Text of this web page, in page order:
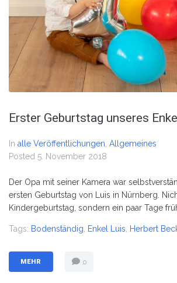
Erster Geburtstag unseres
In alle Veröffentlichungen Allgemeines
Posted 5. November 2018
Der Opa mit seiner Kamera war
ersten Geburtstag von Luis in Nürnberg.
Kindergeburtstag, sondern ein paar Tage
Tags: Bodenständig Enkel Luis Herbert
MEHR 0